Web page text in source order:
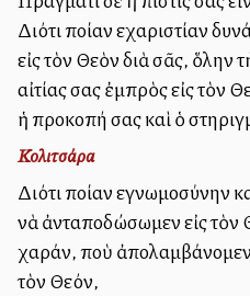
Διότι ποίαν εὐχαριστίαν
εἰς τὸν Θεὸν διὰ σᾶς, ὅλην
αἰτίας σας ἐμπρὸς εἰς τὸν
ἡ προκοπή σας καὶ ὁ
Κολιτσάρα
Διότι ποίαν εὐγνωμοσύνην
νὰ ἀνταποδώσωμεν εἰς τὸν
χαράν, ποὺ ἀπολαμβάνομεν
τὸν Θεόν,